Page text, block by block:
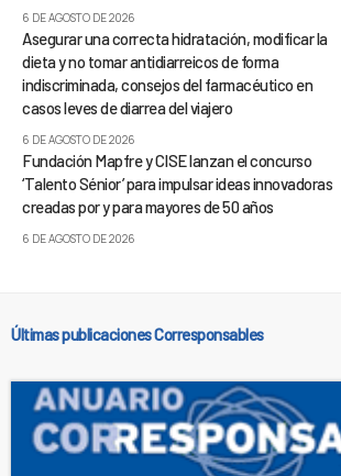
6 DE AGOSTO DE 2026
Asegurar una correcta hidratación, modificar la
dieta y no tomar antidiarreicos de forma
indiscriminada, consejos del farmacéutico en
casos leves de diarrea del viajero
6 DE AGOSTO DE 2026
Fundación Mapfre y CISE lanzan el concurso
‘Talento Sénior’ para impulsar ideas innovadoras
creadas por y para mayores de 50 años
6 DE AGOSTO DE 2026
Últimas publicaciones Corresponsables